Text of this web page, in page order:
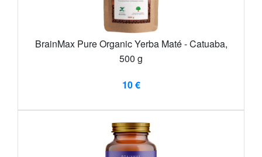
BrainMax Pure Organic Yerba Maté - Catuaba,
500 g
10 €